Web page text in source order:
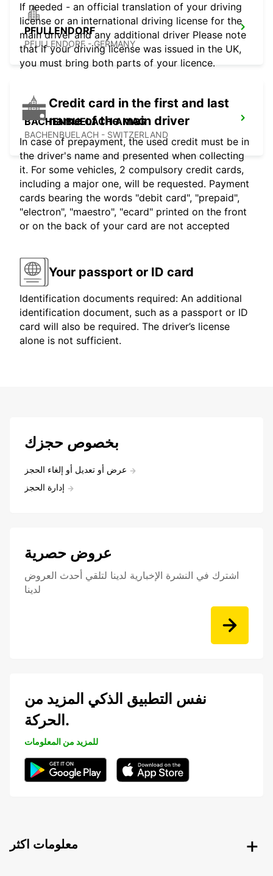
PFULLENDORF
PFULLENDORF - GERMANY
BACHENBUELACH AMAG
BACHENBUELACH - SWITZERLAND
If needed - an official translation of your driving
license or an international driving license for the
main driver and any additional driver Please note
that if your driving license was issued in the UK,
you must bring both parts of your licence.
Credit card in the first and last
name of the main driver
In case of prepayment, the used credit must be in
the driver's name and presented when collecting
it. For some vehicles, 2 compulsory credit cards,
including a major one, will be requested. Payment
cards bearing the words "debit card", "prepaid",
"electron", "maestro", "ecard" printed on the front
or on the back of your card are not accepted
Your passport or ID card
Identification documents required: An additional
identification document, such as a passport or ID
card will also be required. The driver’s license
alone is not sufficient.
بخصوص حجزك
عرض أو تعديل أو إلغاء الحجز
إدارة الحجز
عروض حصرية
اشترك في النشرة الإخبارية لدينا لتلقي أحدث العروض
لدينا
نفس التطبيق الذكي المزيد من
الحركة.
للمزيد من المعلومات
معلومات اكثر